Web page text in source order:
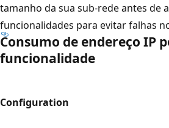
tamanho da sua sub-rede antes de
funcionalidades para evitar falhas
Consumo de endereço IP
funcionalidade
Configuration